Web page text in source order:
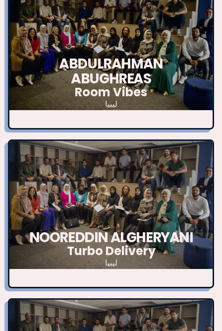
ABDULRAHMAN
ABUGHREAS
Room Vibes
ليبيا
NOOREDDIN ALGHERYANI
Turbo Delivery
ليبيا